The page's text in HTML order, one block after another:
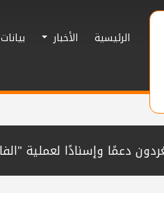
الرئيسية الأخبار بيانات